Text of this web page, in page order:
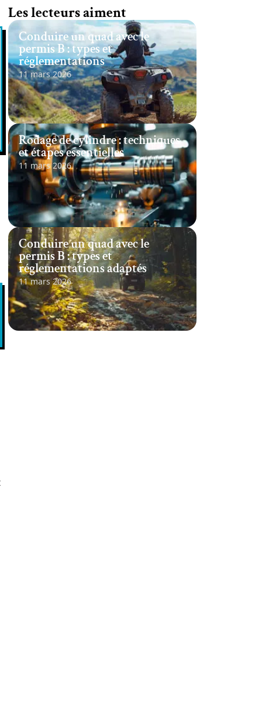
Les lecteurs aiment
Conduire un quad avec le
permis B : types et
réglementations
11 mars 2026
Rodage de cylindre : techniques
et étapes essentielles
11 mars 2026
Conduire un quad avec le
permis B : types et
réglementations adaptés
11 mars 2026